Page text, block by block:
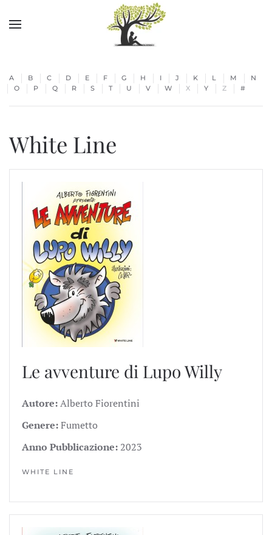
Skip to main content
A B C D E F G H I J K L M
N
O
P Q R S T U V W X Y Z #
White Line
Le avventure di Lupo Willy
Autore:Alberto Fiorentini
Genere:Fumetto
Anno Pubblicazione: 2023
WHITE LINE